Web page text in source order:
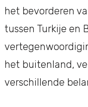
het bevorderen
tussen Turkije en
het buitenland,
verschillende